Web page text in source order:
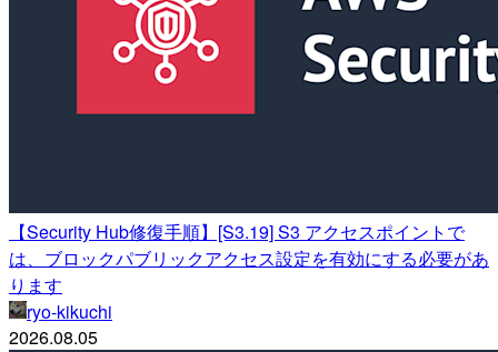
【Security Hub修復手順】[S3.19] S3 アクセスポイントで
は、ブロックパブリックアクセス設定を有効にする必要があ
ります
ryo-kikuchi
2026.08.05